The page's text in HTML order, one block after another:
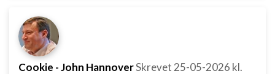
Cookie - John HannoverSkrevet 25-05-2026 kl.